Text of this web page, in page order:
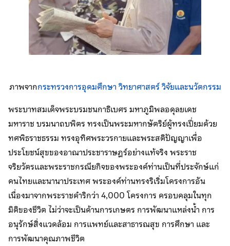
ภาพจากกระทรวงการอุดมศึกษา วิทยาศาสตร์ วิจัยและนวัตกรรม
พระบาทสมเด็จพระบรมชนกาธิเบศร มหาภูมิพลอดุลยเดช
มหาราช บรมนาถบพิตร ทรงเป็นพระมหากษัตริย์ผู้ทรงเปี่ยมด้วย
ทศพิธราชธรรม ทรงอุทิศพระวรกายและพระสติปัญญาเพื่อ
ประโยชน์สุขของอาณาประชาราษฎร์อย่างแท้จริง พระราช
จริยวัตรและพระราชกรณียกิจของพระองค์ท่านเป็นที่ประจักษ์แก่
คนไทยและนานาประเทศ พระองค์ท่านทรงริเริ่มโครงการอัน
เนื่องมาจากพระราชดำริกว่า 4,000 โครงการ ครอบคลุมในทุก
มิติของชีวิต ไม่ว่าจะเป็นด้านการเกษตร การพัฒนาแหล่งน้ำ การ
อนุรักษ์สิ่งแวดล้อม การแพทย์และสาธารณสุข การศึกษา และ
การพัฒนาคุณภาพชีวิต